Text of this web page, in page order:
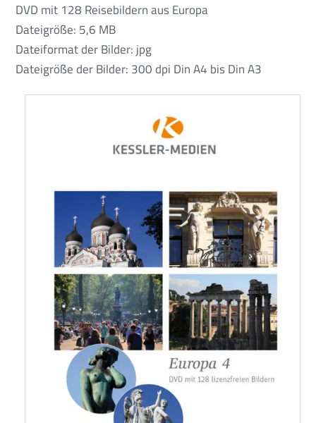
DVD mit 128 Reisebildern aus Europa
Dateigröße: 5,6 MB
Dateiformat der Bilder: jpg
Dateigröße der Bilder: 300 dpi Din A4 bis Din A3